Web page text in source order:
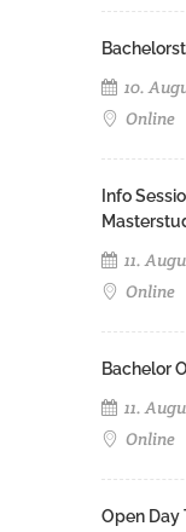
10.
Online
Info
11.
Online
Bachelor
11.
Online
Open Day